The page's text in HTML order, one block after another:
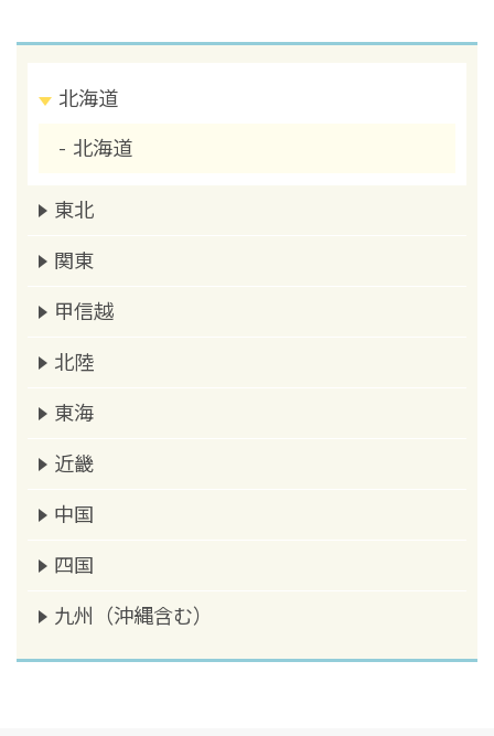
北海道
北海道
東北
関東
甲信越
北陸
東海
近畿
中国
四国
九州（沖縄含む）